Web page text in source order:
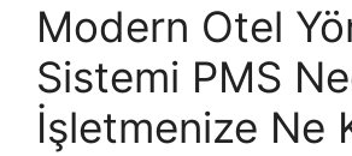
Modern Otel
Sistemi PMS
İşletmenize Ne